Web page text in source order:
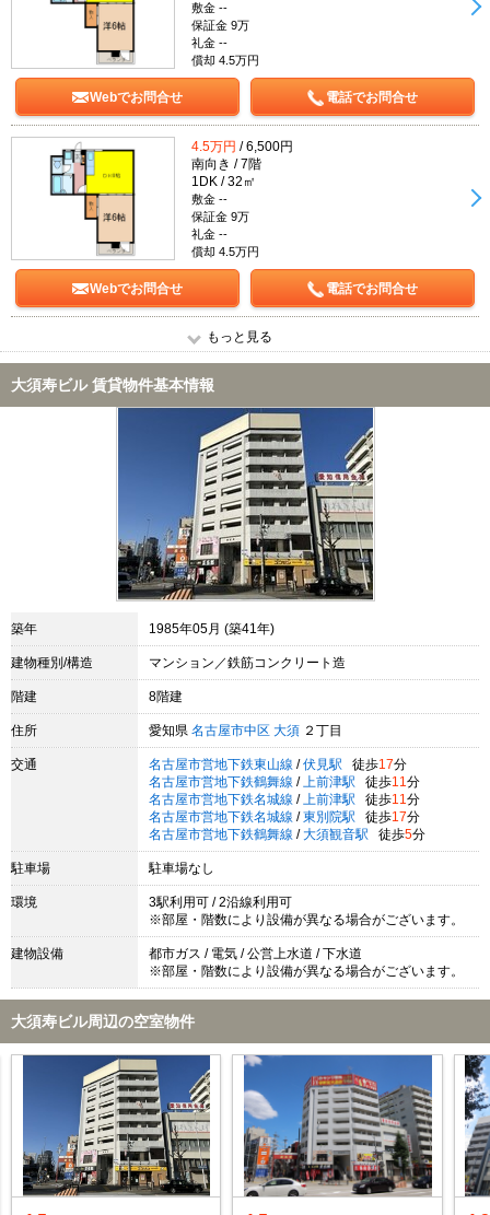
敷金 --
保証金 9万
礼金 --
償却 4.5万円
Webでお問合せ 電話でお問合せ
4.5万円 / 6,500円
南向き / 7階
1DK / 32㎡
敷金 --
保証金 9万
礼金 --
償却 4.5万円
Webでお問合せ 電話でお問合せ
もっと見る
大須寿ビル 賃貸物件基本情報
築年 1985年05月 (築41年)
建物種別/構造 マンション／鉄筋コンクリート造
階建 8階建
住所 愛知県 名古屋市中区 大須 ２丁目
交通 名古屋市営地下鉄東山線 / 伏見駅 徒歩17分
名古屋市営地下鉄鶴舞線 / 上前津駅 徒歩11 分
名古屋市営地下鉄名城線 / 上前津駅 徒歩11 分
名古屋市営地下鉄名城線 / 東別院駅 徒歩17分
名古屋市営地下鉄鶴舞線 / 大須観音駅 徒歩5分
駐車場 駐車場なし
環境
3駅利用可 / 2沿線利用可
※部屋・階数により設備が異なる場合がございます。
建物設備
都市ガス / 電気 / 公営上水道 / 下水道
※部屋・階数により設備が異なる場合がございます。
大須寿ビル周辺の空室物件